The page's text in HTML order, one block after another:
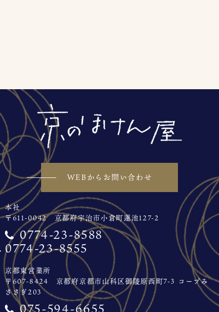
WEBからお問い合わせ
本社
〒611-0042 京都府宇治市小倉町蓮池127-2
0774-23-8588
0774-23-8555
京都東営業所
〒607-8424 京都府京都市山科区御陵原西町7-3 コープみ
ささぎ203
075-594-6655